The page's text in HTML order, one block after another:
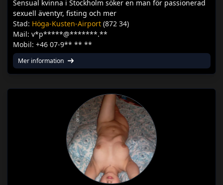
Sensual kvinna i Stockholm söker en man för passionerad
sexuell äventyr, fisting och mer
Stad: Höga-Kusten-Airport (872 34)
Mail: v*p*****@*******.**
Mobil: +46 07-9** ** **
Mer information